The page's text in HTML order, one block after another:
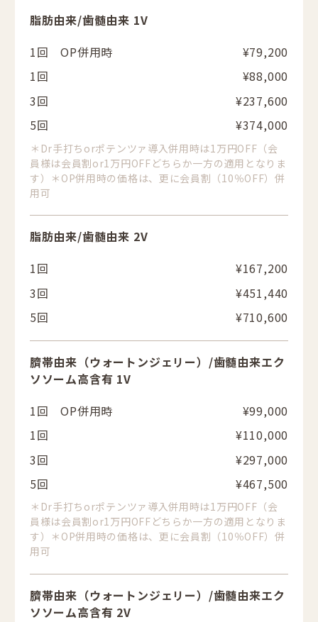
脂肪由来/歯髄由来 1V
1回 OP併用時
¥79,200
1回
¥88,000
3回
¥237,600
5回
¥374,000
＊Dr手打ちorポテンツァ導入併用時は1万円OFF（会
員様は会員割or1万円OFFどちらか一方の適用となりま
す）＊OP併用時の価格は、更に会員割（10％OFF）併
用可
脂肪由来/歯髄由来 2V
1回
¥167,200
3回
¥451,440
5回
¥710,600
臍帯由来（ウォートンジェリー）/歯髄由来エク
ソソーム高含有 1V
1回 OP併用時
¥99,000
1回
¥110,000
3回
¥297,000
5回
¥467,500
＊Dr手打ちorポテンツァ導入併用時は1万円OFF（会
員様は会員割or1万円OFFどちらか一方の適用となりま
す）＊OP併用時の価格は、更に会員割（10％OFF）併
用可
臍帯由来（ウォートンジェリー）/歯髄由来エク
ソソーム高含有 2V